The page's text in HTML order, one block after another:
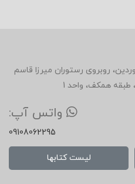
انقلاب، ابتدای خیابان 12 فروردین، روبروی رستوران میرزا قاسم
همکف، واحد 1
واتس آپ:
09108062295
لیست کتابها